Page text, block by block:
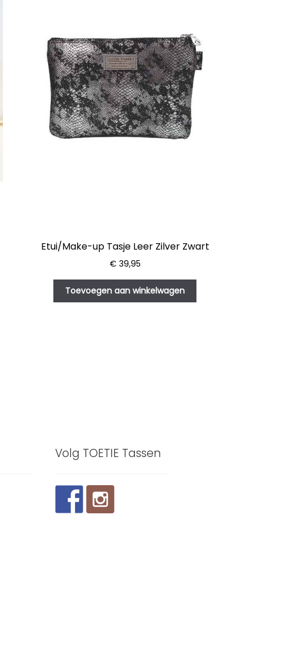
Etui/Make-up Tasje Leer Zilver Zwart
€ 39,95
Toevoegen aan winkelwagen
Volg TOETIE Tassen